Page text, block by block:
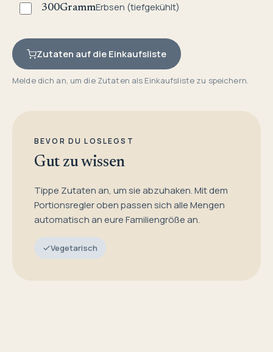
300GrammErbsen (tiefgekühlt)
Zutaten auf die Einkaufsliste
Melde dich an, um die Zutaten als Einkaufsliste zu speichern.
BEVOR DU LOSLEGST
Gut zu wissen
Tippe Zutaten an, um sie abzuhaken. Mit dem
Portionsregler oben passen sich alle Mengen
automatisch an eure Familiengröße an.
Vegetarisch